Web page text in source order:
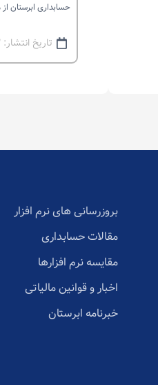
حسابداری ابرستان
تاریخ انتشار: ۱۳۹۹/۱۱/۲۳
بروزرسانی های نرم افزار
مقالات حسابداری
مقایسه نرم افزارها
اخبار و قوانین مالیاتی
خبرنامه ابرستان